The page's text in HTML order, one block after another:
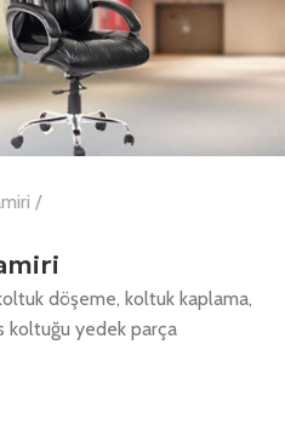
döşeme, koltuk kaplama,
koltuğu yedek parça